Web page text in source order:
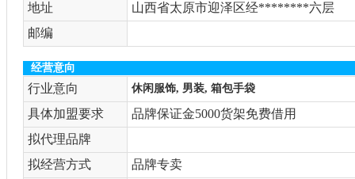
地址
山西省太原市迎泽区经********六层
邮编
经营意向
行业意向 休闲服饰, 男装, 箱包手袋
具体加盟要求
品牌保证金5000货架免费借用
拟代理品牌
拟经营方式
品牌专卖